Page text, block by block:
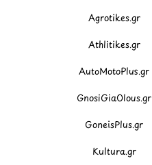
Agrotikes.gr
Athlitikes.gr
AutoMotoPlus.gr
GnosiGiaOlous.gr
GoneisPlus.gr
Kultura.gr